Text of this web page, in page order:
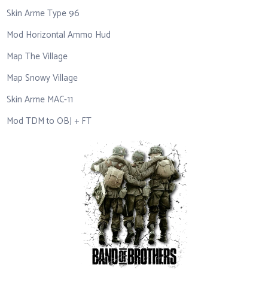
Skin Arme Type 96
Mod Horizontal Ammo Hud
Map The Village
Map Snowy Village
Skin Arme MAC-11
Mod TDM to OBJ + FT